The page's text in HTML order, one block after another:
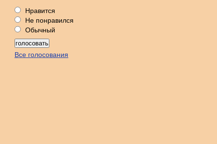
Нравится
Не понравился
Обычный
Все голосования